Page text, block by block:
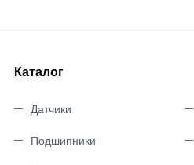
Каталог
Датчики
Подшипники